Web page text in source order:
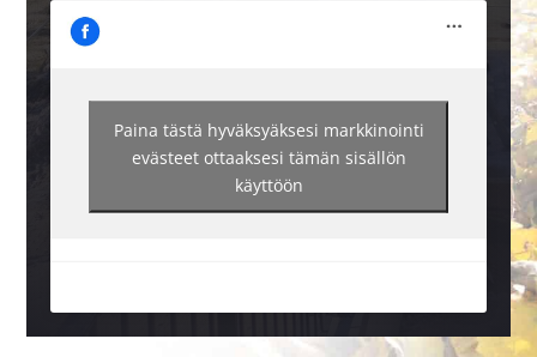
Paina tästä hyväksyäksesi markkinointi
evästeet ottaaksesi tämän sisällön
käyttöön